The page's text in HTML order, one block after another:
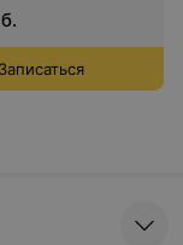
Записаться